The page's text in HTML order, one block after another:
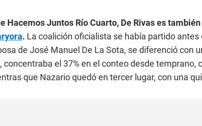
Hacemos Juntos Río Cuarto, De Rivas es también
. La coalición oficialista se había partido
de José Manuel De La Sota, se diferenció con
concentraba el 37% en el conteo desde temprano,
que Nazario quedó en tercer lugar, con una